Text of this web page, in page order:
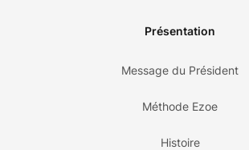
Présentation
Message du Président
Méthode Ezoe
Histoire